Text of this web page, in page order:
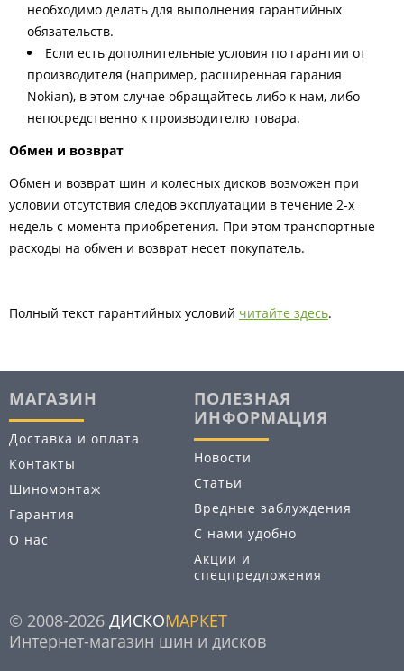
необходимо делать для выполнения гарантийных
обязательств.
Если есть дополнительные условия по гарантии от
производителя (например, расширенная гарания
Nokian), в этом случае обращайтесь либо к нам, либо
непосредственно к производителю товара.
Обмен и возврат
Обмен и возврат шин и колесных дисков возможен при
условии отсутствия следов эксплуатации в течение 2-х
недель с момента приобретения. При этом транспортные
расходы на обмен и возврат несет покупатель.
Полный текст гарантийных условий читайте здесь.
МАГАЗИН
Доставка и оплата
Контакты
Шиномонтаж
Гарантия
О нас
ПОЛЕЗНАЯ
ИНФОРМАЦИЯ
Новости
Статьи
Вредные заблуждения
С нами удобно
Акции и
спецпредложения
© 2008-2026 ДИСКОМАРКЕТ
Интернет-магазин шин и дисков